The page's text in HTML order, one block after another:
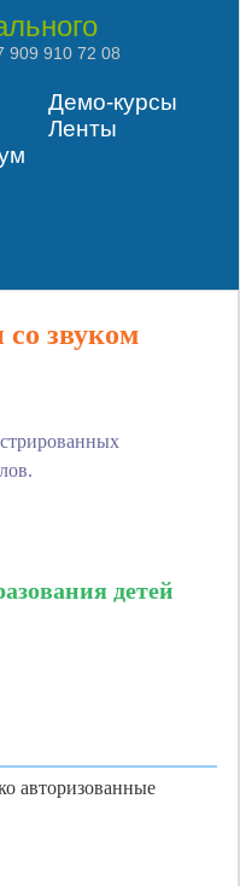
909 910 72 08
Демо-курсы
Ленты
звуком
детей
авторизованные